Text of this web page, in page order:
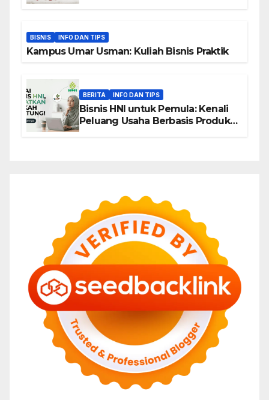
BISNIS INFO DAN TIPS
Kampus Umar Usman: Kuliah Bisnis Praktik
BERITA INFO DAN TIPS
Bisnis HNI untuk Pemula: Kenali
Peluang Usaha Berbasis Produk,